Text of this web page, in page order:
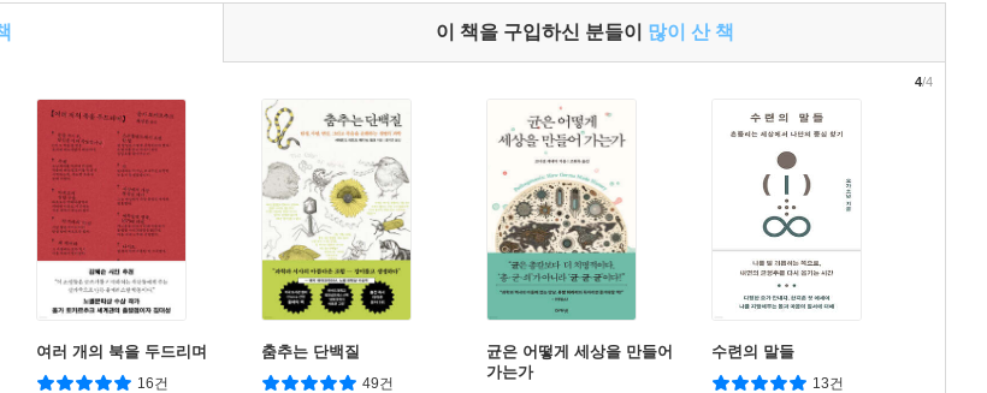
이 책을 구입하신 분들이 많이 산 책
여러 개의 북을 두드리며
16건
춤추는 단백질
49건
균은 어떻게 세상을 만들어
가는가
수련의 말들
13건
4/4